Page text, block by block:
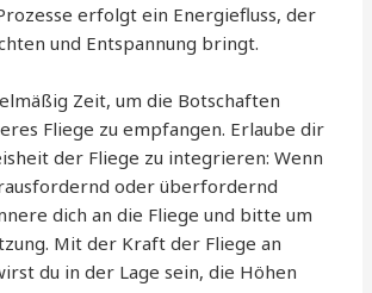
erfolgt ein Energiefluss, der
und Entspannung bringt.
Zeit, um die Botschaften
Fliege zu empfangen. Erlaube dir
der Fliege zu integrieren: Wenn
oder überfordernd
dich an die Fliege und bitte um
Mit der Kraft der Fliege an
du in der Lage sein, die Höhen